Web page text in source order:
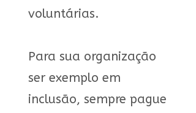
voluntárias.
Para sua organização
ser exemplo em
inclusão, sempre pague